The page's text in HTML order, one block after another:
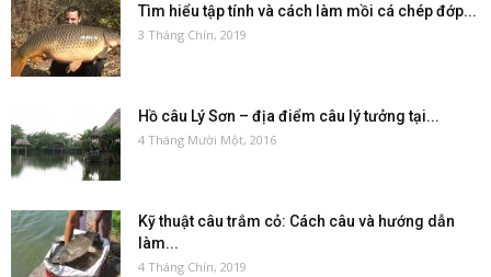
Tìm hiểu tập tính và cách làm mồi cá chép đớp...
3 Tháng Chín, 2019
Hồ câu Lý Sơn – địa điểm câu lý tưởng tại...
4 Tháng Mười Một, 2016
Kỹ thuật câu trắm cỏ: Cách câu và hướng dẫn
làm...
4 Tháng Chín, 2019